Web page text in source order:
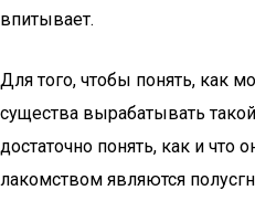
впитывает.
Для того, чтобы понять, как
существа вырабатывать
достаточно понять, как и
лакомством являются